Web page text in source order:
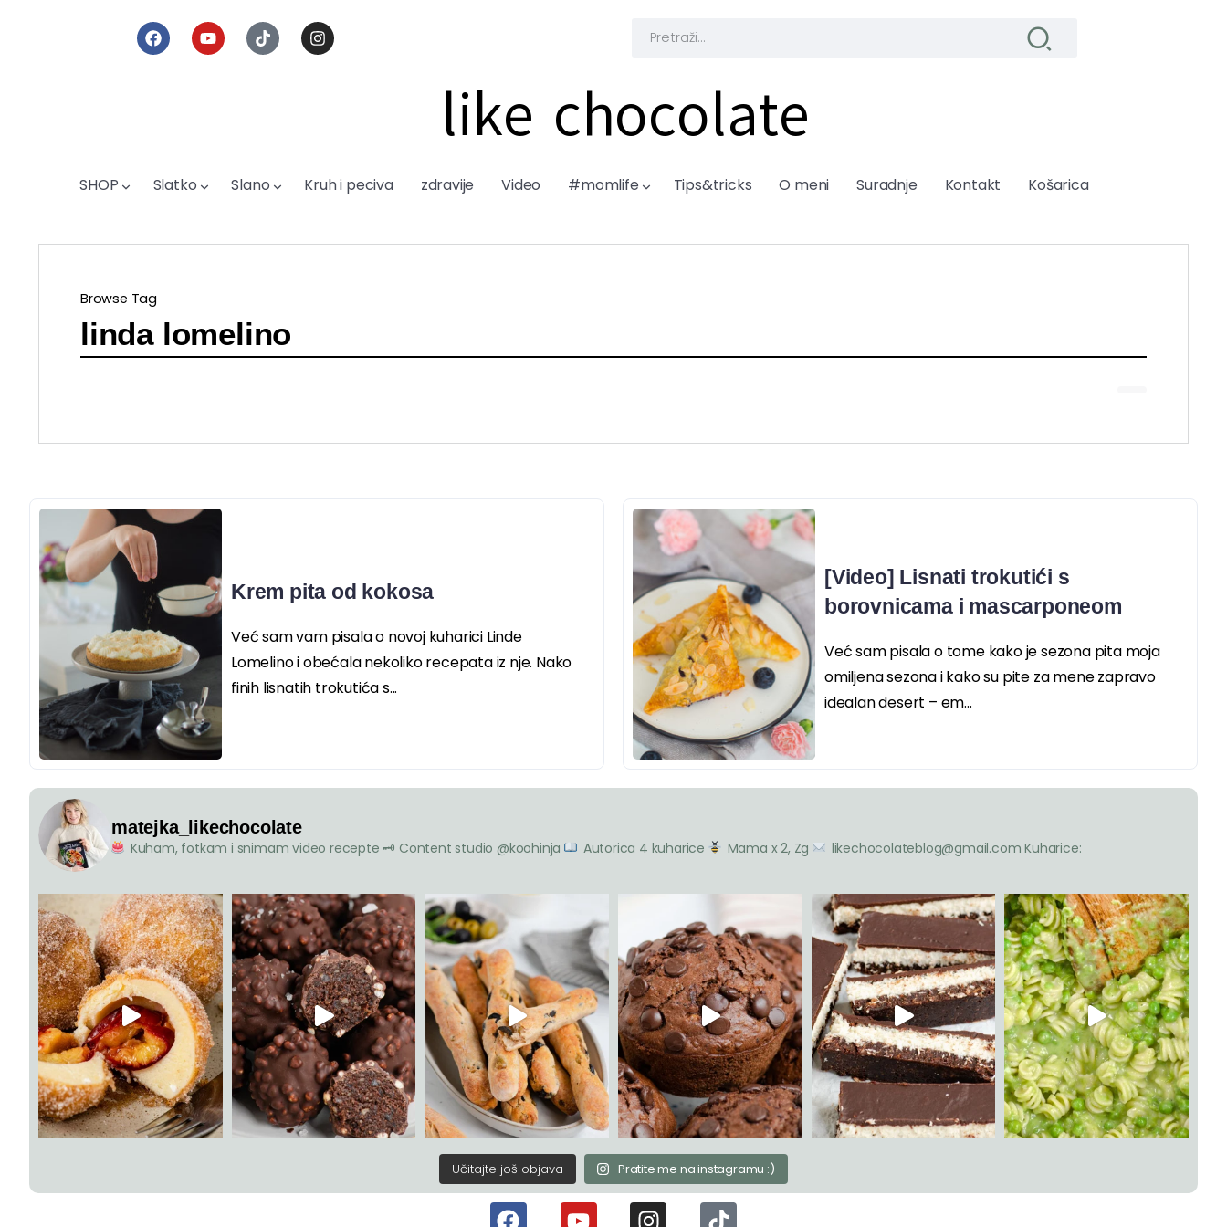
like chocolate
SHOP Slatko Slano Kruh i peciva zdravije Video #momlife Tips&tricks O meni Suradnje Kontakt Košarica
Browse Tag
linda lomelino
Krem pita od kokosa
Već sam vam pisala o novoj kuharici Linde
Lomelino i obećala nekoliko recepata iz nje. Nako
finih lisnatih trokutića s...
[Video] Lisnati trokutići s
borovnicama i mascarponeom
Već sam pisala o tome kako je sezona pita moja
omiljena sezona i kako su pite za mene zapravo
idealan desert – em...
matejka_likechocolate
Kuham, fotkam i snimam video recepte 🗝 Content studio @koohinja Autorica 4 kuharice Mama x 2, Zg likechocolateblog@gmail.com Kuharice:
Učitajte još objava Pratite me na instagramu :)